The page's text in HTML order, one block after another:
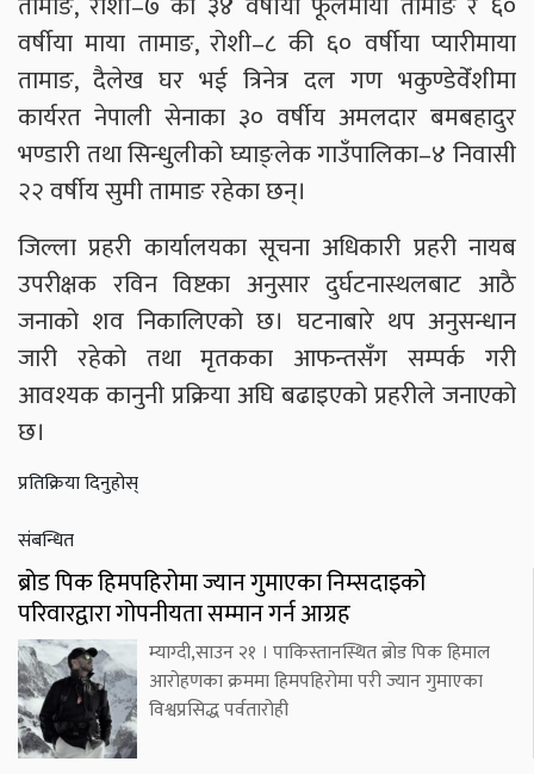
वर्षीया माया तामाङ, रोशी–८ की ६० वर्षीया प्यारीमाया
तामाङ, दैलेख घर भई त्रिनेत्र दल गण भकुण्डेवेँशीमा
कार्यरत नेपाली सेनाका ३० वर्षीय अमलदार बमबहादुर
भण्डारी तथा सिन्धुलीको घ्याङ्लेक गाउँपालिका–४ निवासी
२२ वर्षीय सुमी तामाङ रहेका छन्।
जिल्ला प्रहरी कार्यालयका सूचना अधिकारी प्रहरी नायब
उपरीक्षक रविन विष्टका अनुसार दुर्घटनास्थलबाट आठै
जनाको शव निकालिएको छ। घटनाबारे थप अनुसन्धान
जारी रहेको तथा मृतकका आफन्तसँग सम्पर्क गरी
आवश्यक कानुनी प्रक्रिया अघि बढाइएको प्रहरीले जनाएको
छ।
प्रतिक्रिया दिनुहोस्
संबन्धित
ब्रोड पिक हिमपहिरोमा ज्यान गुमाएका निम्सदाइको
परिवारद्वारा गोपनीयता सम्मान गर्न आग्रह
म्याग्दी,साउन २१ । पाकिस्तानस्थित ब्रोड पिक हिमाल
आरोहणका क्रममा हिमपहिरोमा परी ज्यान गुमाएका
विश्वप्रसिद्ध पर्वतारोही